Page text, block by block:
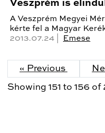
Veszprém is
A Veszprém Megyei
kérte fel a Magyar
2013.07.24 |
Emese
« Previous
Showing 151 to 156 of